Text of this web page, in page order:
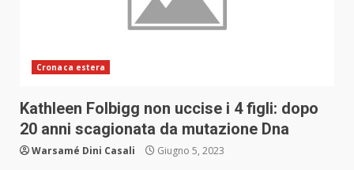
Cronaca estera
Kathleen Folbigg non uccise i 4 figli: dopo
20 anni scagionata da mutazione Dna
Warsamé Dini Casali Giugno 5, 2023